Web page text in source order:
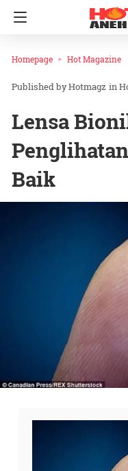
Homepage Hot Magazine
Hotmagz in
Lensa
Baik